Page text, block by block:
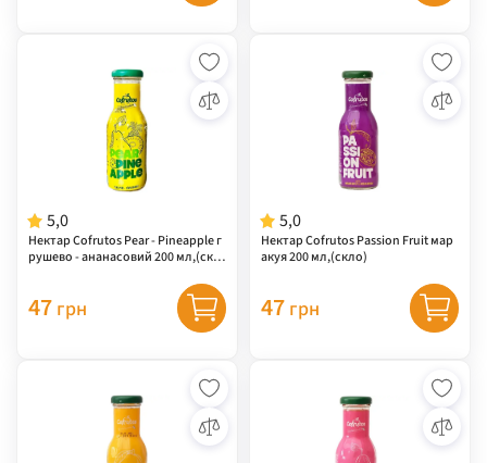
5,0
Нектар Cofrutos Pear - Pineapple г
рушево - ананасовий 200 мл,(скл
47 грн
5,0
Нектар Cofrutos Passion Fruit мар
акуя 200 мл,(скло)
47 грн